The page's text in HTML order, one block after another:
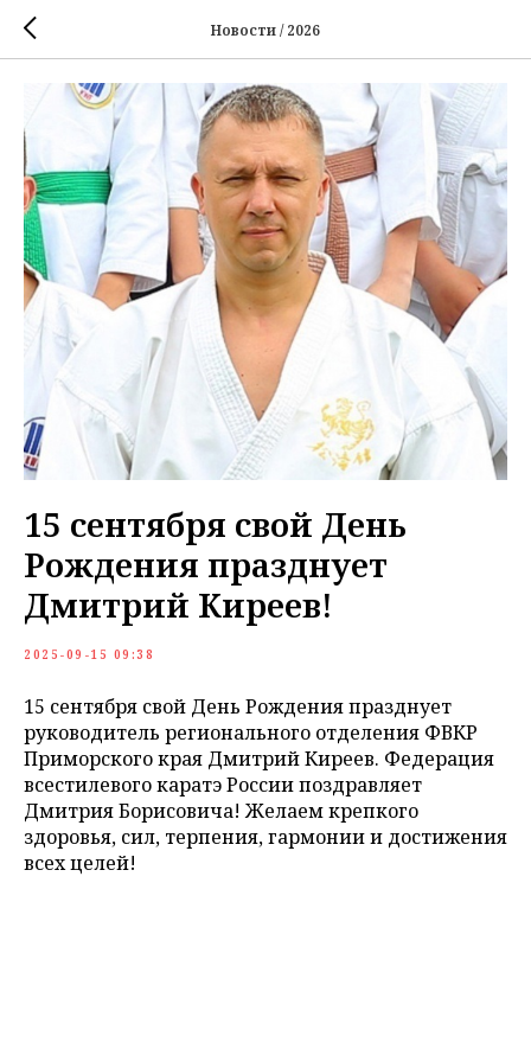
Новости / 2026
15 сентября свой День
Рождения празднует
Дмитрий Киреев!
2025-09-15 09:38
15 сентября свой День Рождения празднует
руководитель регионального отделения ФВКР
Приморского края Дмитрий Киреев. Федерация
всестилевого каратэ России поздравляет
Дмитрия Борисовича! Желаем крепкого
здоровья, сил, терпения, гармонии и достижения
всех целей!